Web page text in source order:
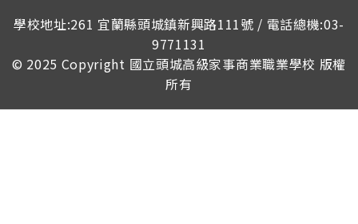
學校地址:261 宜蘭縣頭城鎮新興路111號 / 電話總機:03-
9771131
© 2025 Copyright 國立頭城高級家事商業職業學校 版權
所有